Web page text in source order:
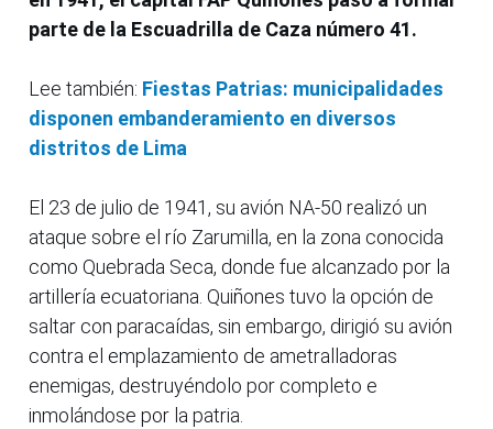
parte de la Escuadrilla de Caza número 41.
Lee también: Fiestas Patrias: municipalidades
disponen embanderamiento en diversos
distritos de Lima
El 23 de julio de 1941, su avión NA-50 realizó un
ataque sobre el río Zarumilla, en la zona conocida
como Quebrada Seca, donde fue alcanzado por la
artillería ecuatoriana. Quiñones tuvo la opción de
saltar con paracaídas, sin embargo, dirigió su avión
contra el emplazamiento de ametralladoras
enemigas, destruyéndolo por completo e
inmolándose por la patria.